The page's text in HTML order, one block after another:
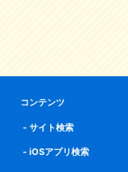
コンテンツ
サイト検索
iOSアプリ検索